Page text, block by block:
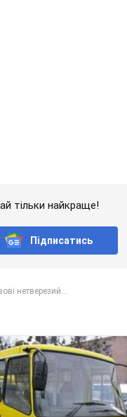
у маршрутці:
Відео